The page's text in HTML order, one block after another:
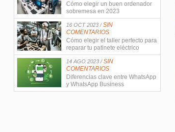
Cómo elegir un buen ordenador
sobremesa en 2023
16 OCT 2023 /SIN
COMENTARIOS
Cómo elegir el taller perfecto para
reparar tu patinete eléctrico
14 AGO 2023 /SIN
COMENTARIOS
Diferencias clave entre WhatsApp
y WhatsApp Business